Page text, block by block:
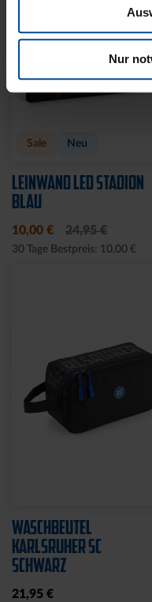
Nur
Sale Neu
LEINWAND LED STADION
BLAU
10,00 € 24,95 €
30 Tage Bestpreis: 10,00 €
WASCHBEUTEL
KARLSRUHER SC
SCHWARZ
21,95 €